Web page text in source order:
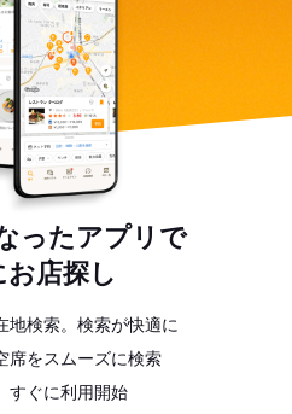
ったアプリで
お店探し
地検索。検索が快適に
席をスムーズに検索
すぐに利用開始